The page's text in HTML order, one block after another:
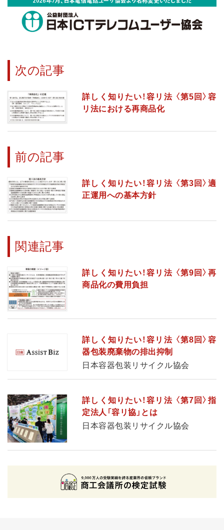
次の記事
詳しく知りたい！容リ法 〈第5回〉容
リ法における再商品化
前の記事
詳しく知りたい！容リ法 〈第3回〉適
正運用への基本方針
関連記事
詳しく知りたい！容リ法 〈第9回〉再
商品化の費用負担
詳しく知りたい！容リ法 〈第8回〉容
器包装廃棄物の排出抑制
日本容器包装リサイクル協会
詳しく知りたい！容リ法 〈第7回〉指
定法人「容リ協」とは
日本容器包装リサイクル協会